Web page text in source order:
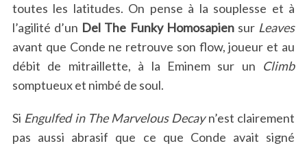
toutes les latitudes. On pense à la souplesse et à
l’agilité d’un Del The Funky Homosapiensur Leaves
avant que Conde ne retrouve son flow, joueur et au
débit de mitraillette, à la Eminem sur un Climb
somptueux et nimbé de soul.
Si Engulfed in The Marvelous Decayn’est clairement
pas aussi abrasif que ce que Conde avait signé